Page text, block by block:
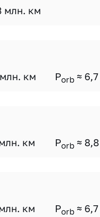
млн. км
км Porb ≈ 6,7
км Porb ≈ 8,8
км Porb ≈ 6,7